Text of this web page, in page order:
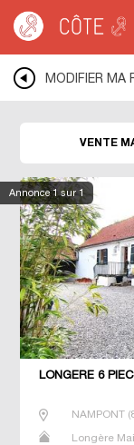
proche des golfs
>COTE
MODIFIER MA
Annonce1sur 1
VENTE
LONGÈRE 6
NAMPONT(
Longère